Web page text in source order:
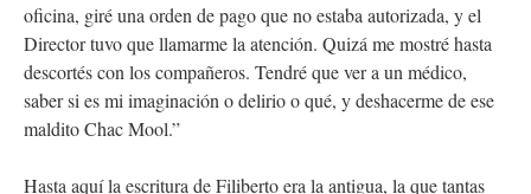
oficina, giré una orden de pago que no estaba autorizada, y el
Director tuvo que llamarme la atención. Quizá me mostré hasta
descortés con los compañeros. Tendré que ver a un médico,
saber si es mi imaginación o delirio o qué, y deshacerme de ese
maldito Chac Mool.”
Hasta aquí la escritura de Filiberto era la antigua, la que tantas